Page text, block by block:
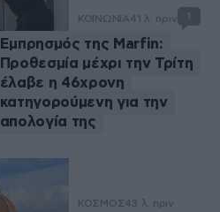
ΚΟΙΝΩΝΙΑ41 λ. πριν 1
Εμπρησμός της Marfin:
Προθεσμία μέχρι την Τρίτη
έλαβε η 46χρονη
κατηγορούμενη για την
απολογία της
ΚΟΣΜΟΣ43 λ. πριν